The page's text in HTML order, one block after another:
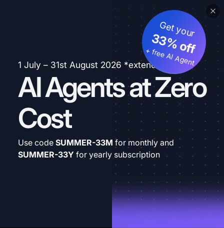
1 July – 31st August 2026 *extended
AI Agents at Zero
Cost
Get your
33% off
+ free AI Agent
Use code SUMMER-33M for monthly and
SUMMER-33Y for yearly subscription